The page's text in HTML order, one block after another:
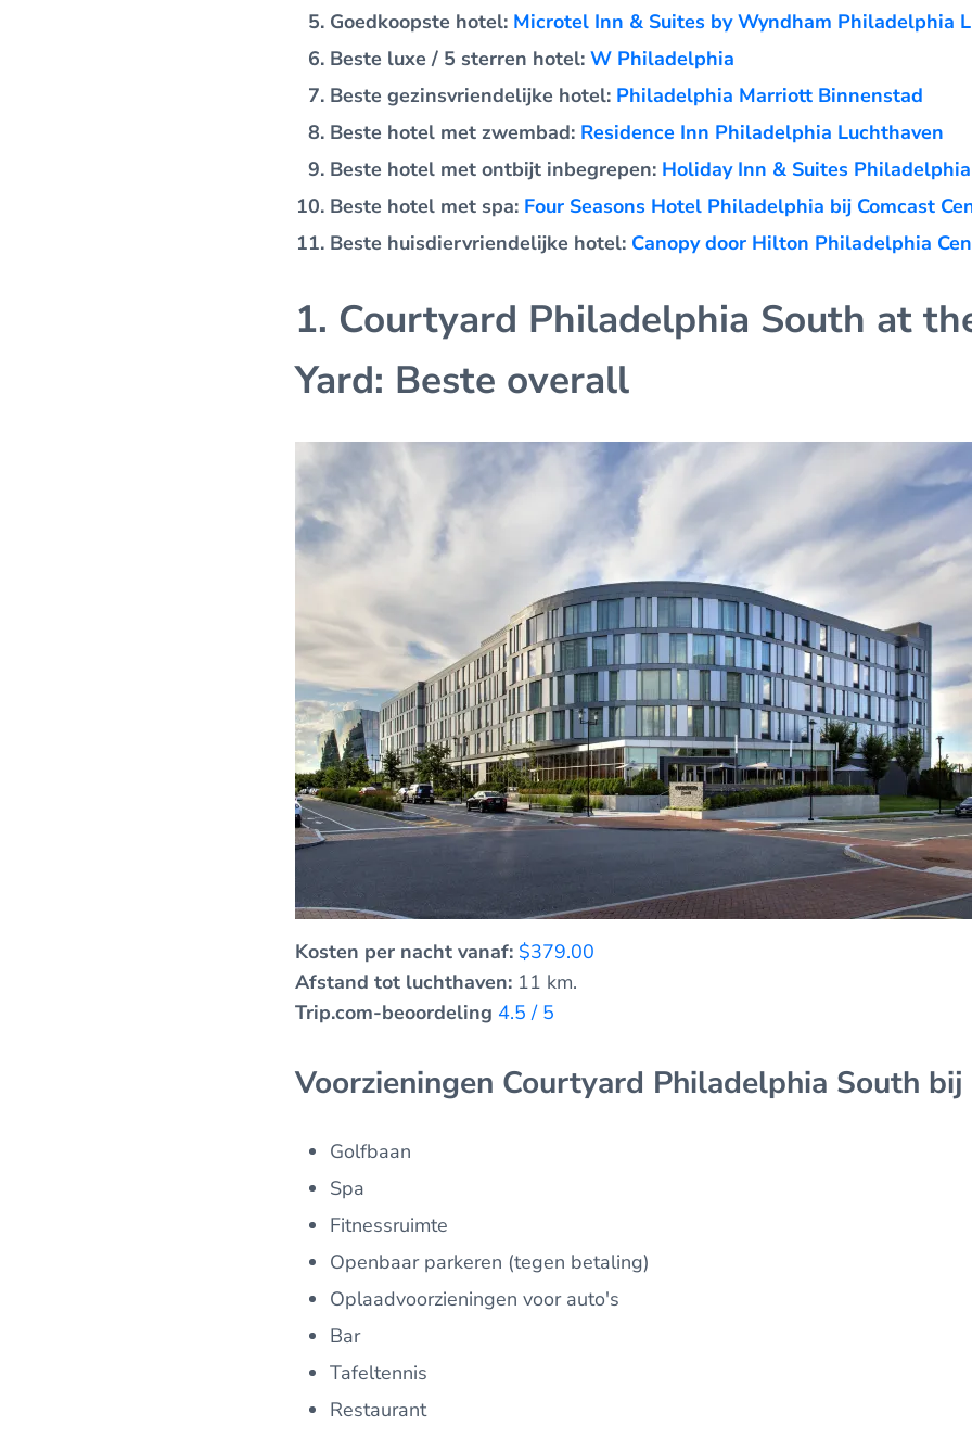
Goedkoopste hotel: Microtel Inn & Suites by Wyndham Philadelphia
Beste luxe / 5 sterren hotel: W Philadelphia
Beste gezinsvriendelijke hotel: Philadelphia Marriott Binnenstad
Beste hotel met zwembad: Residence Inn Philadelphia Luchthaven
Beste hotel met ontbijt inbegrepen: Holiday Inn & Suites
Beste hotel met spa: Four Seasons Hotel Philadelphia bij Comcast
Beste huisdiervriendelijke hotel: Canopy door Hilton Philadelphia
1. Courtyard Philadelphia South at
Yard: Beste overall
Kosten per nacht vanaf: $379.00
Afstand tot luchthaven: 11 km.
Trip.com-beoordeling 4.5 / 5
Voorzieningen Courtyard Philadelphia South bij
Golfbaan
Spa
Fitnessruimte
Openbaar parkeren (tegen betaling)
Oplaadvoorzieningen voor auto's
Bar
Tafeltennis
Restaurant